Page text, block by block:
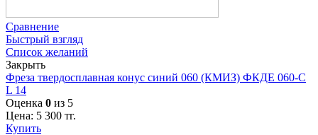
Сравнение
Быстрый взгляд
Список желаний
Закрыть
Фреза твердосплавная конус синий 060 (КМИЗ) ФКДЕ 060-С
L 14
Оценка 0 из 5
Цена: 5 300 тг.
Купить